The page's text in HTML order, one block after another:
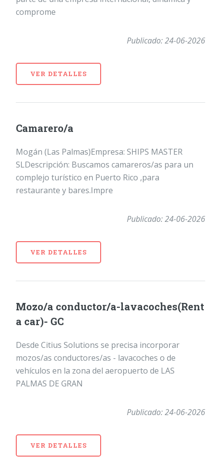
comprome
Publicado: 24-06-2026
VER DETALLES
Camarero/a
Mogán (Las Palmas)Empresa: SHIPS MASTER
SLDescripción: Buscamos camareros/as para un
complejo turístico en Puerto Rico ,para
restaurante y bares.Impre
Publicado: 24-06-2026
VER DETALLES
Mozo/a conductor/a-lavacoches(Rent
a car)- GC
Desde Citius Solutions se precisa incorporar
mozos/as conductores/as - lavacoches o de
vehículos en la zona del aeropuerto de LAS
PALMAS DE GRAN
Publicado: 24-06-2026
VER DETALLES